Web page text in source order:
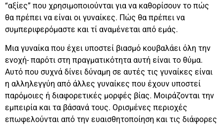
“αξίες” που χρησιμοποιούνται για να καθορίσουν το πώς
θα πρέπει να είναι οι γυναίκες. Πώς θα πρέπει να
συμπεριφερόμαστε και τί αναμένεται από εμάς.
Μια γυναίκα που έχει υποστεί βιασμό κουβαλάει όλη την
ενοχή- παρότι στη πραγματικότητα αυτή είναι το θύμα.
Αυτό που συχνά δίνει δύναμη σε αυτές τις γυναίκες είναι
η αλληλεγγύη από άλλες γυναίκες που έχουν υποστεί
παρόμοιες ή διαφορετικές μορφές βίας. Μοιράζονται την
εμπειρία και τα βάσανά τους. Ορισμένες περιοχές
επωφελούνται από την ευαισθητοποίηση και τις διάφορες